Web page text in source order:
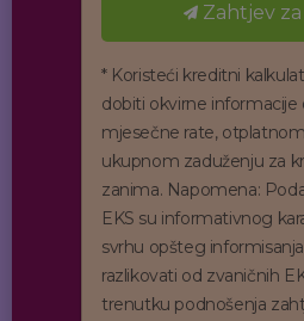
Zahtjev
* Koristeći kreditni
dobiti okvirne informacije
mjesečne rate,
ukupnom zaduženju za
zanima. Napomena:
EKS su informativnog
svrhu opšteg
razlikovati od zvaničnih
trenutku podnošenja